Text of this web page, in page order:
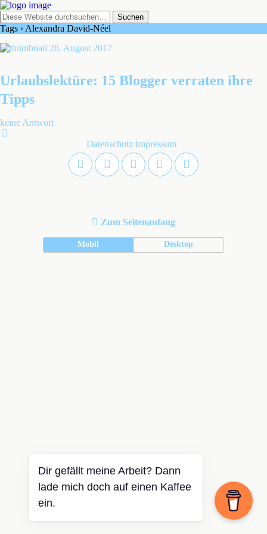
Tags › Alexandra David-Néel
28. August 2017
Urlaubslektüre: 15 Blogger verraten ihre
Tipps
keine Antwort
Datenschutz Impressum
Zum Seitenanfang
Mobil Desktop
Dir gefällt meine Arbeit? Dann
lade mich doch auf einen Kaffee
ein.